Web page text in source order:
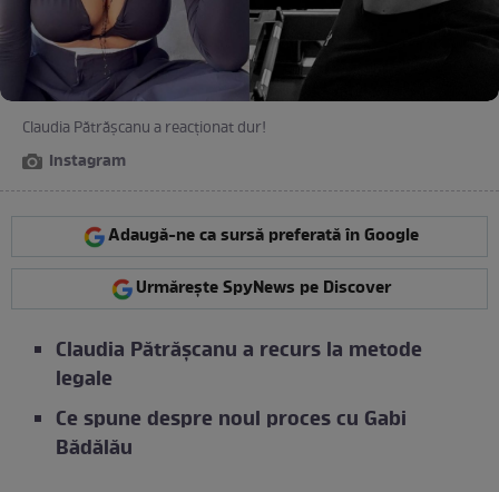
Claudia Pătrășcanu a reacționat dur!
Instagram
Adaugă-ne ca sursă preferată în Google
Urmărește SpyNews pe Discover
Claudia Pătrășcanu a recurs la metode
legale
Ce spune despre noul proces cu Gabi
Bădălău